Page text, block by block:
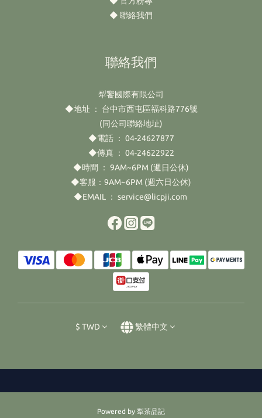
◆ 聯絡我們
聯絡我們
犁饗國際有限公司
◆地址 ： 台中市西屯區福科路776號
(同公司聯絡地址)
◆電話 ： 04-24627877
◆傳真 ： 04-24622922
◆時間 ： 9AM~6PM (週日公休)
◆客服：9AM~6PM (週六日公休)
◆EMAIL ： service@licpji.com
$ TWD 繁體中文
Powered by 犁茶品記